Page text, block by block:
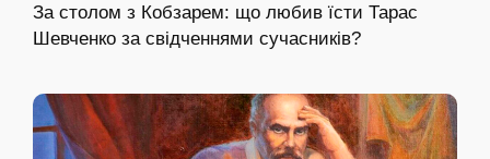
За столом з Кобзарем: що любив їсти Тарас
Шевченко за свідченнями сучасників?